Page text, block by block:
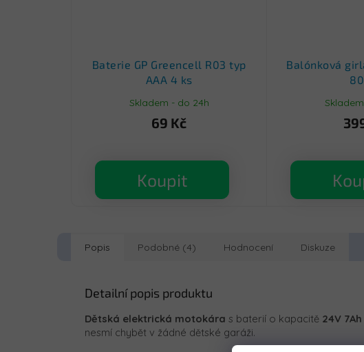
Baterie GP Greencell R03 typ
AAA 4 ks
Skladem - do 24h
69 Kč
Koupit
Balónková
Popis Podobné (4) Hodnocení Diskuze
Detailní popis produktu
Dětská elektrická motokára s baterií o kapacitě 24V 7Ah
nesmí chybět v žádné dětské garáži.